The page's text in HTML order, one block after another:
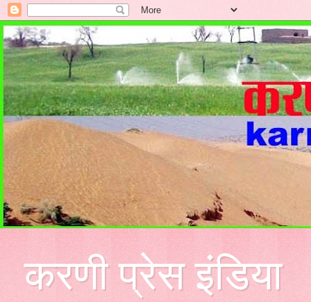
करणी प्रेस इंडिया